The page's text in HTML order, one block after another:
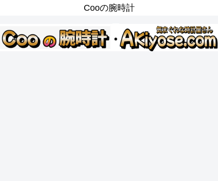
Cooの腕時計